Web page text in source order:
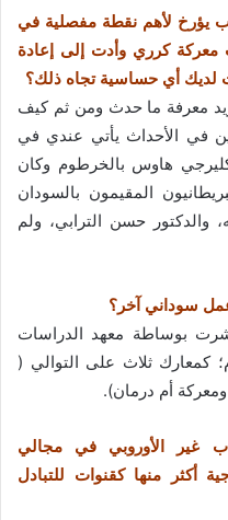
يؤرخ لأهم نقطة مفصلية في
معركة كرري وأدت إلى إعادة
لديك أي حساسية تجاه ذلك؟
معرفة ما حدث ومن ثم كيف
في الأحداث يأتي عندي في
هاوس بالخرطوم وكان
المقيمون بالسودان
والدكتور حسن الترابي، ولم
سوداني آخر؟
بوساطة معهد الدراسات
كمعارك ثلاث على التوالي (
غير الأوروبي في مجالي
أكثر منها كقنوات للتبادل